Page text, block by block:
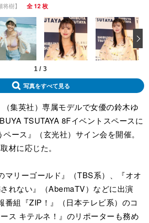
樹】 全 12 枚
1 / 3
写真をすべて見る
集英社）専属モデルで女優の鈴木ゆ
TSUTAYA 8Fイベントスペースに
ース』（玄光社）サイン会を開催。
材に応じた。
マリーゴールド』（TBS系）、『オオ
れない』（AbemaTV）などに出演
番組『ZIP！』（日本テレビ系）のコ
ス キテルネ！』のリポーターも務め